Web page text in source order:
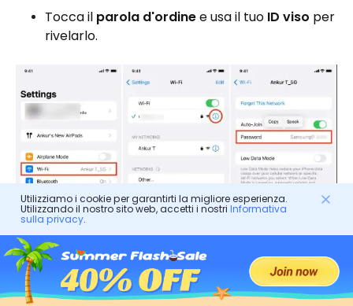
Tocca il parola d'ordinee usa il tuo ID viso per
rivelarlo.
Utilizziamo i cookie per garantirti la migliore esperienza.
Utilizzando il nostro sito web, accetti i nostri Informativa
sulla privacy.